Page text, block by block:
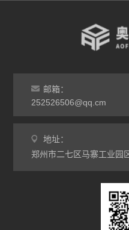
干燥箱
烘箱
工业电炉
邮箱：
252526506@qq.cm
地址：
郑州市二七区马寨工业园